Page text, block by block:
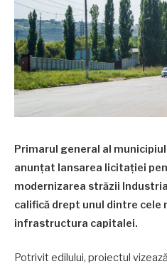
Primarul general al
anunțat lansarea licitației
modernizarea străzii
califică drept unul dintre
infrastructura capitalei.
Potrivit edilului, proiectul